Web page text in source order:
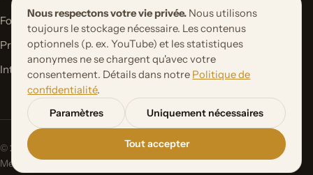
Formulaire de contact
Proposer un projet de livre
International Rights
© 2026 Orbita Media GmbH. Tous droits réservés.
Mentions
Politique de
Paramètres des
Nous respectons votre vie privée. Nous utilisons
toujours le stockage nécessaire. Les contenus
optionnels (p. ex. YouTube) et les statistiques
anonymes ne se chargent qu'avec votre
consentement. Détails dans notre Politique de
confidentialité.
Paramètres
Uniquement nécessaires
Tout accepter